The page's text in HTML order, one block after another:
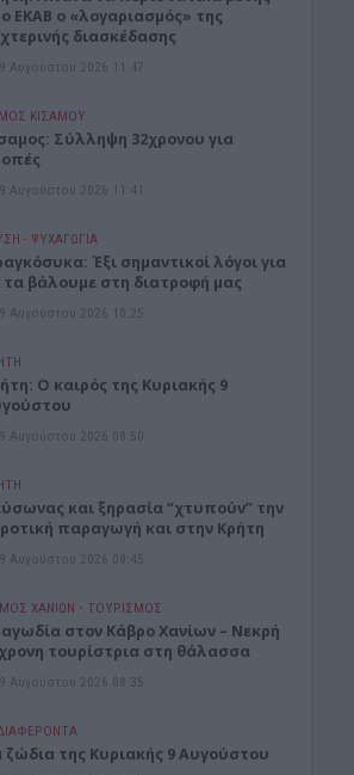
ΕΚΑΒ ο «λογαριασμός» της
διασκέδασης
9 Αυγούστου 2026 11:47
ΚΙΣΆΜΟΥ
Σύλληψη 32χρονου για
9 Αυγούστου 2026 11:41
- ΨΥΧΑΓΩΓΊΑ
Έξι σημαντικοί λόγοι για
τα βάλουμε στη διατροφή μας
9 Αυγούστου 2026 10:25
Ο καιρός της Κυριακής 9
9 Αυγούστου 2026 08:50
και ξηρασία “χτυπούν” την
παραγωγή και στην Κρήτη
9 Αυγούστου 2026 08:45
ΧΑΝΊΩΝ • ΤΟΥΡΙΣΜΟΣ
στον Κάβρο Χανίων – Νεκρή
τουρίστρια στη θάλασσα
9 Αυγούστου 2026 08:35
ζώδια της Κυριακής 9 Αυγούστου